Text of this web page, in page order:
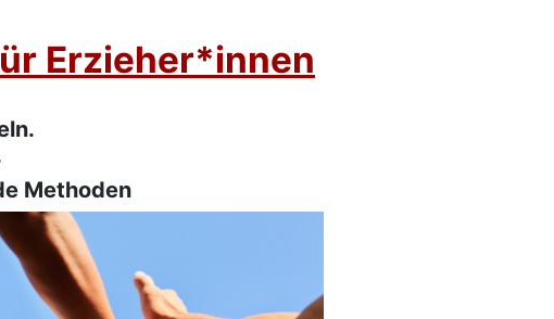
Erzieher*innen
Methoden